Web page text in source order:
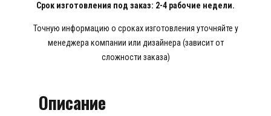
Срок изготовления под заказ: 2-4 рабочие недели.
Точную информацию о сроках изготовления уточняйте у
менеджера компании или дизайнера (зависит от
сложности заказа)
Описание